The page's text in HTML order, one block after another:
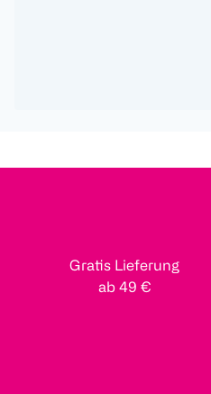
Gratis Lieferung
ab 49 €